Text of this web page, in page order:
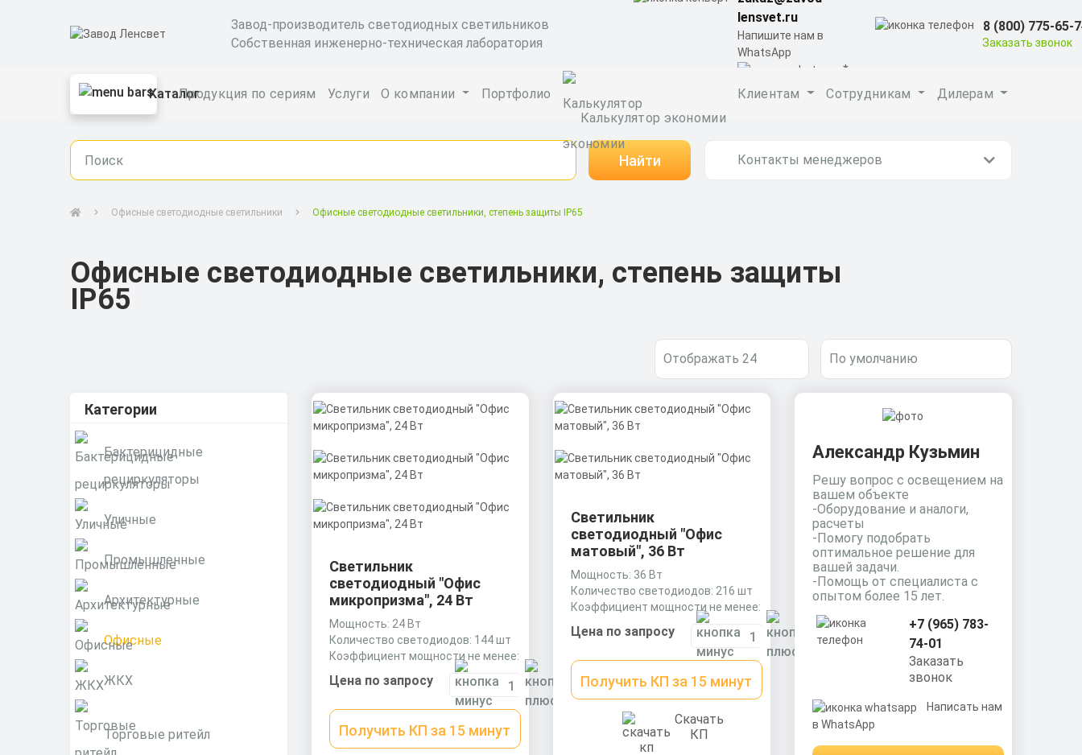
Завод-производитель светодиодных светильников
Собственная инженерно-техническая лаборатория
lensvet.ru
Напишите нам в
WhatsApp
8 (800) 775-65-
Заказать звонок
КаталогПродукция по сериям Услуги О компании
Портфолио
Калькулятор экономии
Клиентам Сотрудникам Дилерам
Найти Контакты менеджеров
Офисные светодиодные светильники Офисные светодиодные светильники, степень защиты IP65
Офисные светодиодные светильники, степень защиты
IP65
Категории
Бактерицидные
рециркуляторы
Уличные
Промышленные
Архитектурные
Офисные
ЖКХ
Торговые ритейл
Светильник
светодиодный "Офис
микропризма", 24 Вт
Мощность: 24 Вт
Количество светодиодов: 144 шт
Коэффициент мощности не менее:
Цена по запросу
Получить КП за 15 минут
Светильник
светодиодный "Офис
матовый", 36 Вт
Мощность: 36 Вт
Количество светодиодов: 216 шт
Коэффициент мощности не менее:
Цена по запросу
Получить КП за 15 минут
Скачать
КП
Александр Кузьмин
Решу вопрос с освещением на
вашем объекте
-Оборудование и аналоги,
расчеты
-Помогу подобрать
оптимальное решение для
вашей задачи.
-Помощь от специалиста с
опытом более 15 лет.
+7 (965) 783-
74-01
Заказать
звонок
Написать нам
в WhatsApp